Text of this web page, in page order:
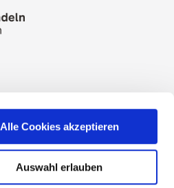
Alle Cookies akzeptieren
Auswahl erlauben